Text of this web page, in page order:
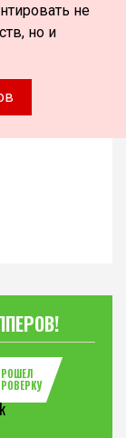
не
но и